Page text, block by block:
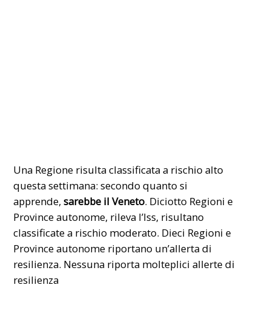
Una Regione risulta classificata a rischio alto
questa settimana: secondo quanto si
apprende,sarebbe il Veneto. Diciotto Regioni e
Province autonome, rileva l’Iss, risultano
classificate a rischio moderato. Dieci Regioni e
Province autonome riportano un’allerta di
resilienza. Nessuna riporta molteplici allerte di
resilienza